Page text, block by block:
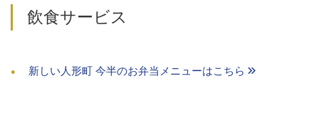
飲食サービス
新しい人形町 今半のお弁当メニューはこちら